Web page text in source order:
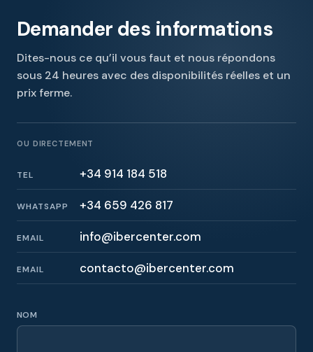
Demander des informations
Dites-nous ce qu’il vous faut et nous répondons
sous 24 heures avec des disponibilités réelles et un
prix ferme.
OU DIRECTEMENT
TEL +34 914 184 518
WHATSAPP +34 659 426 817
EMAIL info@ibercenter.com
EMAIL contacto@ibercenter.com
NOM